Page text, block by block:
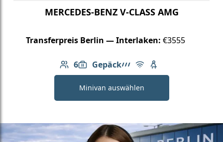
MERCEDES-BENZ V-CLASS AMG
Transferpreis Berlin — Interlaken: €3555
6
Anzahl der Passagiere: 6
Gepäck
6: Gepäck AMG Linie
Kostenloses WLAN
Kindersitz
Minivan auswählen